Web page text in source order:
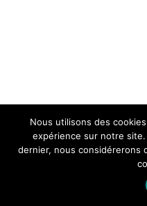
Nous utilisons des
expérience sur notre
dernier, nous considérerons